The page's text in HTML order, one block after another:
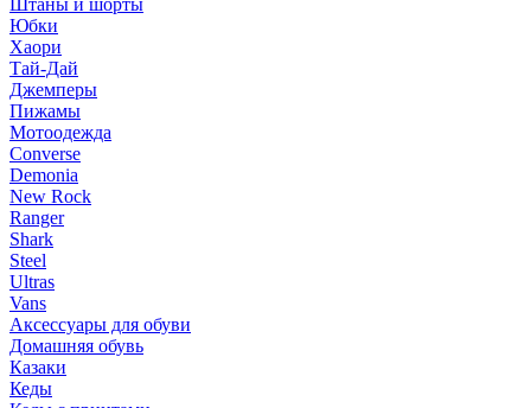
Штаны и шорты
Юбки
Хаори
Тай-Дай
Джемперы
Пижамы
Мотоодежда
Converse
Demonia
New Rock
Ranger
Shark
Steel
Ultras
Vans
Аксессуары для обуви
Домашняя обувь
Казаки
Кеды